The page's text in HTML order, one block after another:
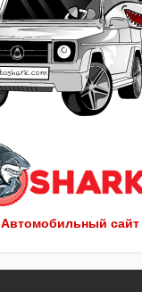
Автомобильный сайт